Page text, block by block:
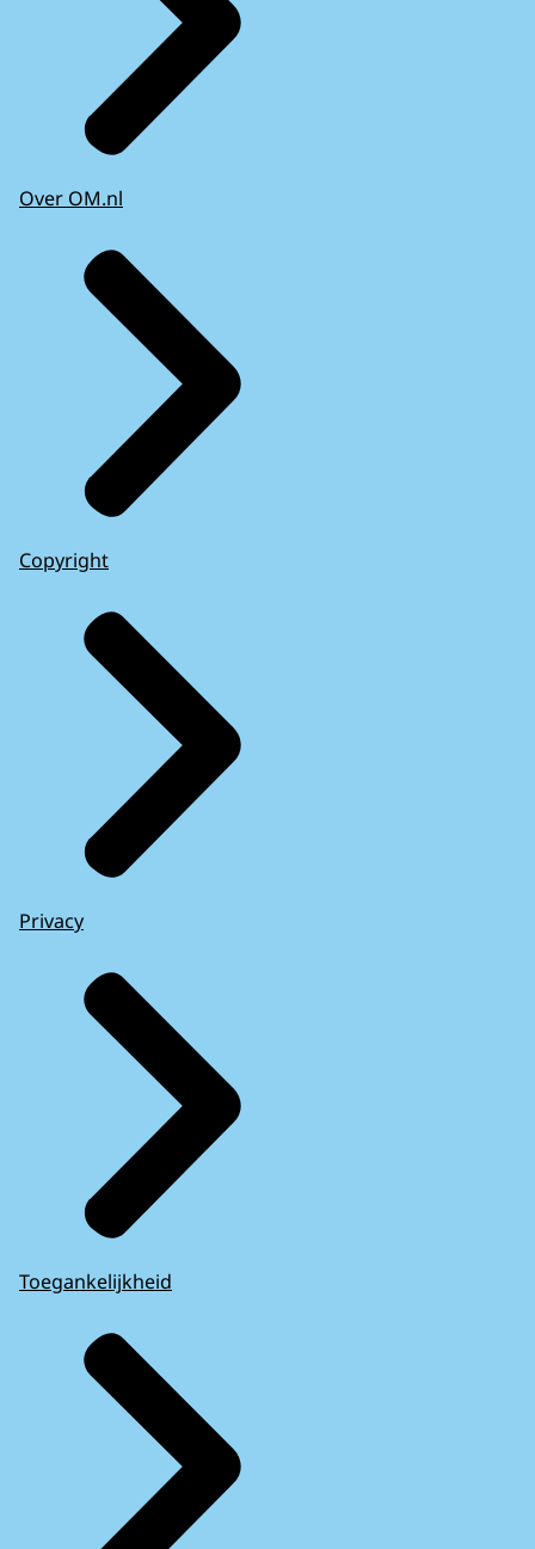
Over OM.nl
Copyright
Privacy
Toegankelijkheid